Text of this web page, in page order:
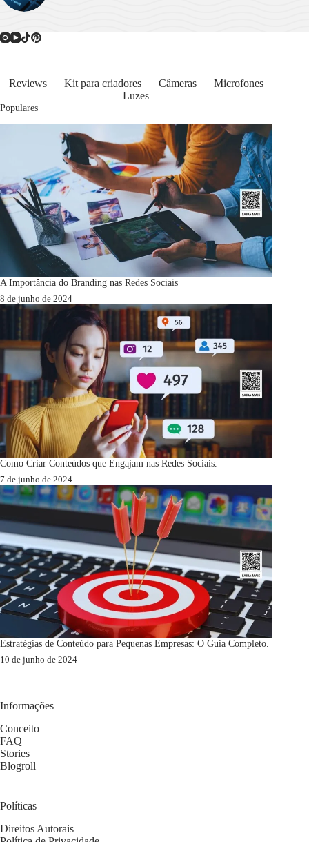
Reviews Kit para criadores Câmeras
Microfones
Luzes
Populares
A Importância do Branding nas Redes Sociais
8 de junho de 2024
Como Criar Conteúdos que Engajam nas Redes Sociais.
7 de junho de 2024
Estratégias de Conteúdo para Pequenas Empresas: O Guia Completo.
10 de junho de 2024
Informações
Conceito
FAQ
Stories
Blogroll
Políticas
Direitos Autorais